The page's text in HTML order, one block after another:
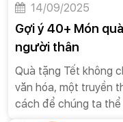
14/09/2025
Gợi ý 40+ Món
người thân
Quà tặng Tết không
văn hóa, một truyền
cách để chúng ta